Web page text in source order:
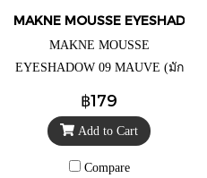
MAKNE MOUSSE
MAKNE MOUSSE
EYESHADOW 09 MAUVE (มัก
อายแชโดว์ เนื้อมูสนุ่มละมุน
ราคาตลับละ 99.- (จากราคา
ปกติ 179.-)
฿179
Add to Cart
Compare